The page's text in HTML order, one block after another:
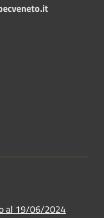
al 19/06/2024